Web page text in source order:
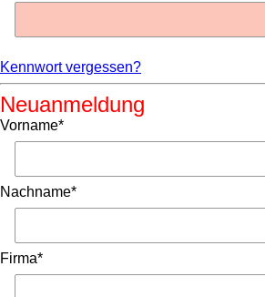
Kennwort vergessen?
Neuanmeldung
Vorname*
Nachname*
Firma*